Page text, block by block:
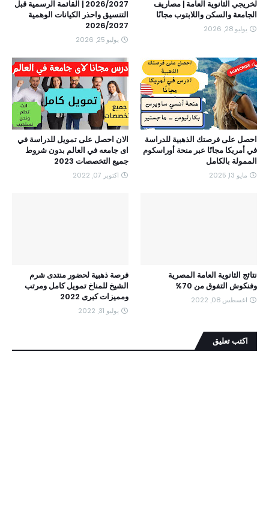
لخريجي الثانوية العامة | مصاريف
الجامعة والسكن واللابتوب مجانًا
يوليو 28, 2026
2026/2027 | القائمة الرسمية قبل
التنسيق واحذر الكيانات الوهمية
2026/2027
يوليو 25, 2026
احصل على فرصتك الذهبية للدراسة
في أمريكا مجانًا عبر منحة أوراسكوم
الممولة بالكامل
مايو 13, 2025
الان احصل على تمويل للدراسة في
اى جامعه في العالم بدون شروط
جميع التخصصات 2023
اكتوبر 07, 2022
نتائج الثانوية العامة المصرية
وفنكوش التفوق من 70%
اغسطس 08, 2022
فرصة ذهبية لحضور منتدى شرم
الشيخ للمناخ تمويل كامل ومرتب
ومميزات كبرى 2022
يوليو 31, 2022
اكتب تعليق